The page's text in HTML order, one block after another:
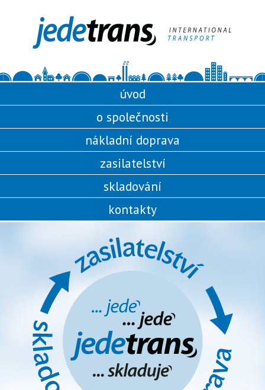
úvod
o společnosti
nákladní doprava
zasilatelství
skladování
kontakty